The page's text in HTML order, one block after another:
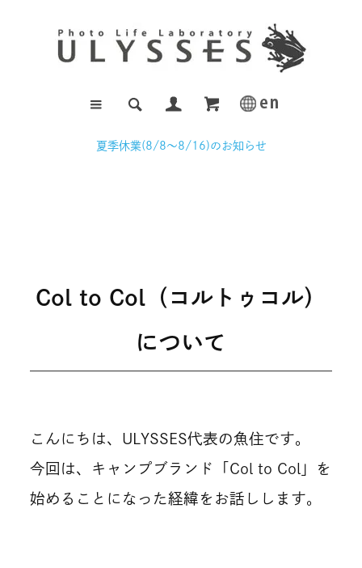
夏季休業(8/8～8/16)のお知らせ
Col to Col（コルトゥコル）
について
こんにちは、ULYSSES代表の魚住です。
今回は、キャンプブランド「Col to Col」を
始めることになった経緯をお話しします。